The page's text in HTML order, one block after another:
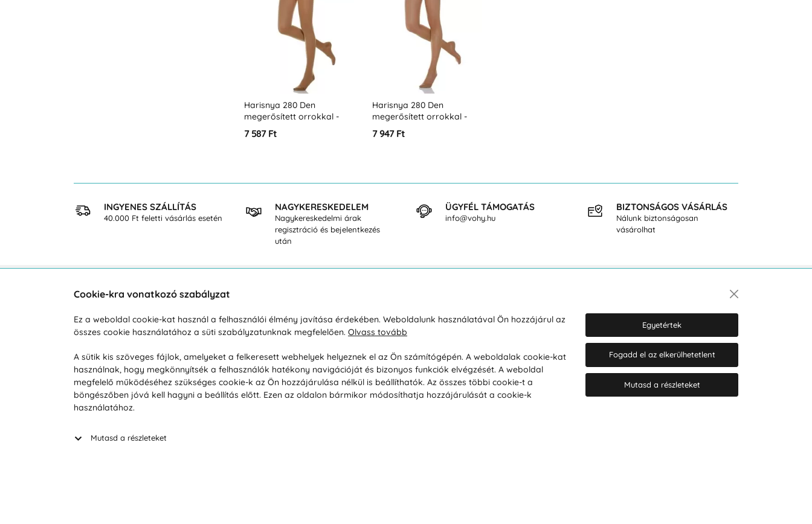
Harisnya 280 Den
megerősített orrokkal -
erős kompresszió 22-27
Hgmm
7 587 Ft
Harisnya 280 Den
megerősített orrokkal -
erős kompresszió 22-27
Hgmm
7 947 Ft
INGYENES SZÁLLÍTÁS
40.000 Ft feletti vásárlás esetén
NAGYKERESKEDELEM
Nagykereskedelmi árak
regisztráció és bejelentkezés
után
ÜGYFÉL TÁMOGATÁS
info@vohy.hu
BIZTONSÁGOS VÁSÁRLÁS
Nálunk biztonságosan
vásárolhat
Hétköznap 8:00-tól 16:00-ig
info@vohy.hu
Reklamáció / Áru visszaküldése
Szállítás és fizetés
Üzleti feltételek
Visszaküldési politika
Társaságról
Magánélet
Tanácsadó iroda
Hozzájárulok a személyes adatok
marketing célú kezeléséhez.
Személyes adatok védelmére
Cookie-kra vonatkozó szabályzat
Ez a weboldal cookie-kat használ a felhasználói élmény javítása érdekében. Weboldalunk használatával Ön hozzájárul az
összes cookie használatához a süti szabályzatunknak megfelelően. Olvass tovább
A sütik kis szöveges fájlok, amelyeket a felkeresett webhelyek helyeznek el az Ön számítógépén. A weboldalak cookie-kat
használnak, hogy megkönnyítsék a felhasználók hatékony navigációját és bizonyos funkciók elvégzését. A weboldal
megfelelő működéséhez szükséges cookie-k az Ön hozzájárulása nélkül is beállíthatók. Az összes többi cookie-t a
böngészőben jóvá kell hagyni a beállítás előtt. Ezen az oldalon bármikor módosíthatja hozzájárulását a cookie-k
használatához.
Mutasd a részleteket
Egyetértek
Fogadd el az elkerülhetetlent
Mutasd a részleteket